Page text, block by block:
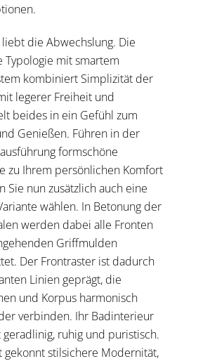
die Abwechslung. Die
Typologie mit smartem
kombiniert Simplizität der
legerer Freiheit und
beides in ein Gefühl zum
Genießen. Führen in der
formschöne
zu Ihrem persönlichen Komfort
Sie nun zusätzlich auch eine
wählen. In Betonung der
werden dabei alle Fronten
Griffmulden
Der Frontraster ist dadurch
Linien geprägt, die
und Korpus harmonisch
verbinden. Ihr Badinterieur
geradlinig, ruhig und puristisch.
gekonnt stilsichere Modernität,